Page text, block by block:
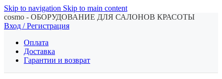
Skip to navigation Skip to main content
cosmo - ОБОРУДОВАНИЕ ДЛЯ САЛОНОВ КРАСОТЫ
Вход / Регистрация
Оплата
Доставка
Гарантии и возврат